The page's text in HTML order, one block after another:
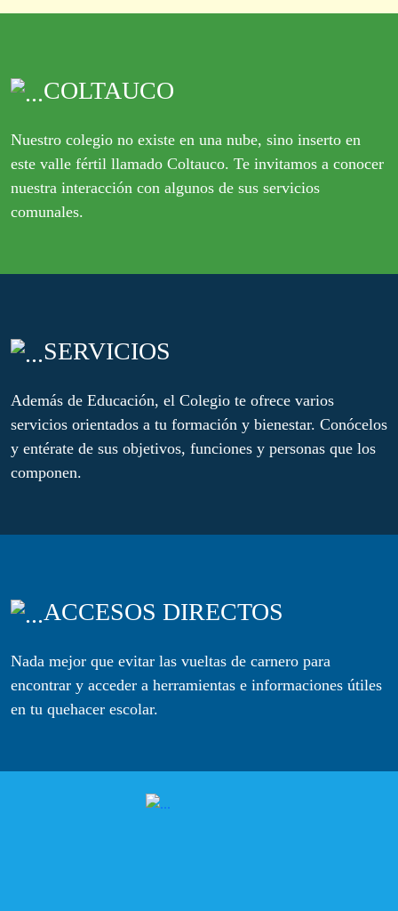
COLTAUCO
Nuestro colegio no existe en una nube, sino inserto en
este valle fértil llamado Coltauco. Te invitamos a conocer
nuestra interacción con algunos de sus servicios
comunales.
SERVICIOS
Además de Educación, el Colegio te ofrece varios
servicios orientados a tu formación y bienestar. Conócelos
y entérate de sus objetivos, funciones y personas que los
componen.
ACCESOS DIRECTOS
Nada mejor que evitar las vueltas de carnero para
encontrar y acceder a herramientas e informaciones útiles
en tu quehacer escolar.